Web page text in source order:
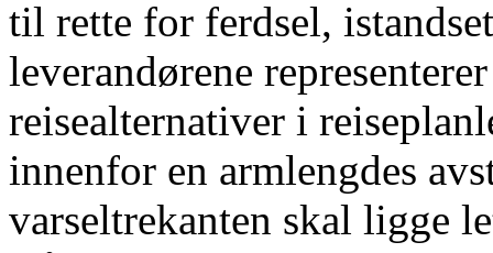
til rette for ferdsel,
leverandørene
reisealternativer i
innenfor en armlengdes
varseltrekanten skal ligge